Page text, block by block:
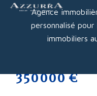
Agence
personnalisé
immobiliers
350 000 €